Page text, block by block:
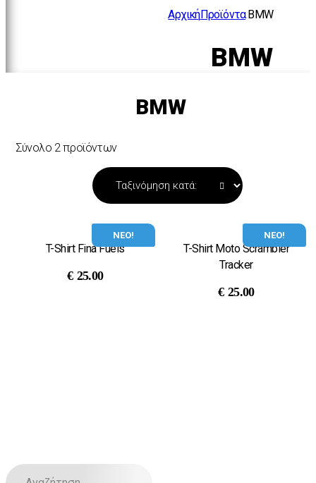
ΑρχικήΠροϊόνταBMW
BMW
BMW
Σύνολο 2 προϊόντων
ΝΕΟ!
T-Shirt Fina Fuels
€ 25.00
ΝΕΟ!
T-Shirt Moto Scrambler
Tracker
€ 25.00